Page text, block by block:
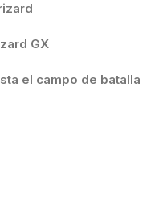
GX
el campo de batalla